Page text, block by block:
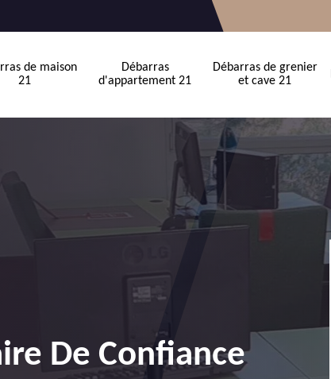
de maison
21
Débarras
d'appartement 21
Débarras de grenier
et cave 21
De Confiance